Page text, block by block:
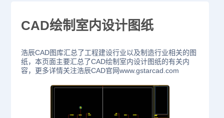
CAD绘制室内设计图纸
浩辰CAD图库汇总了工程建设行业以及制造行业相关的图
纸，本页面主要汇总了CAD绘制室内设计图纸的有关内
容，更多详情关注浩辰CAD官网www.gstarcad.com